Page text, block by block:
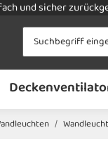
und sicher